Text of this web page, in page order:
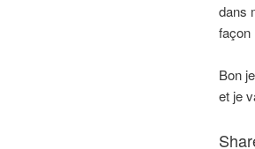
dans
façon
Bon
et je